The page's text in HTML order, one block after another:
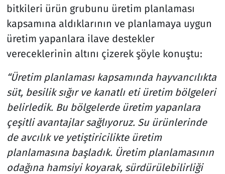
bitkileri ürün grubunu üretim planlaması
kapsamına aldıklarının ve planlamaya uygun
üretim yapanlara ilave destekler
vereceklerinin altını çizerek şöyle konuştu:
“Üretim planlaması kapsamında hayvancılıkta
süt, besilik sığır ve kanatlı eti üretim bölgeleri
belirledik. Bu bölgelerde üretim yapanlara
çeşitli avantajlar sağlıyoruz. Su ürünlerinde
de avcılık ve yetiştiricilikte üretim
planlamasına başladık. Üretim planlamasının
odağına hamsiyi koyarak, sürdürülebilirliği